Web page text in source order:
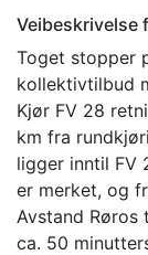
Veibeskrivelse
Toget stopper
kollektivtilbud
Kjør FV 28
km fra
ligger inntil FV
er merket, og
Avstand Røros
ca. 50